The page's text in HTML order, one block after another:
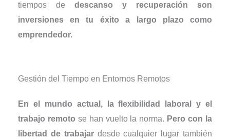
tiempos de descanso y recuperación son
inversiones en tu éxito a largo plazo como
emprendedor.
Gestión del Tiempo en Entornos Remotos
En el mundo actual, la flexibilidad laboral y el
trabajo remoto se han vuelto la norma. Pero con la
libertad de trabajardesde cualquier lugar también